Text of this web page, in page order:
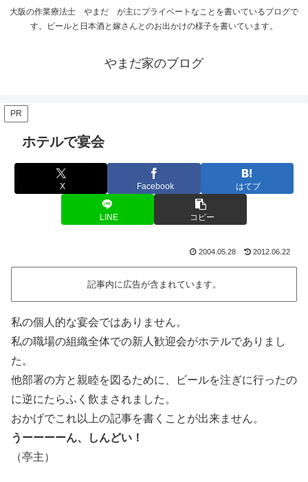
大阪の作業療法士 やまだ が主にプライベートなことを書いているブログで
す。ビールと日本酒と嫁さんとのお出かけの様子を書いています。
やまだ家のブログ
PR
ホテルで宴会
X Facebook はてブ
LINE コピー
2004.05.28 2012.06.22
記事内に広告が含まれています。
私の個人的な宴会ではありません。
私の職場の組織全体での新人歓迎会がホテルでありまし
た。
他部署の方と親睦を図るために、ビールを注ぎに行ったの
に逆にたらふく飲まされました。
おかげでこれ以上の記事を書くことが出来ません。
うーーーーん、しんどい！
（亭主）